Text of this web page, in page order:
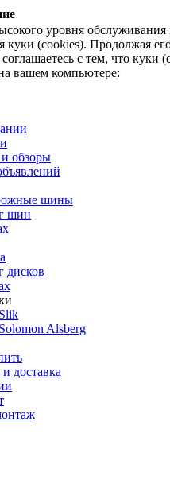
уровня обслуживания
куки (cookies). Продолжая
с тем, что куки
вашем компьютере:
обзоры
шины
шин
дисков
Alsberg
доставка